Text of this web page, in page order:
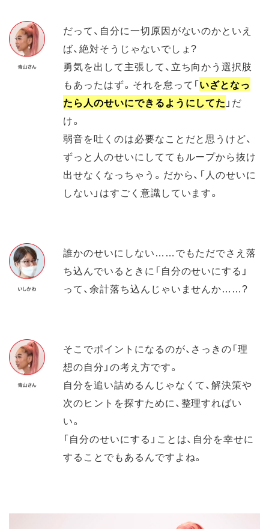
だって、自分に一切原因がないのかといえ
ば、絶対そうじゃないでしょ?
勇気を出して主張して、立ち向かう選択肢
もあったはず。それを怠って「いざとなっ
たら人のせいにできるようにしてた 」だ
け。
弱音を吐くのは必要なことだと思うけど、
ずっと人のせいにしててもループから抜け
出せなくなっちゃう。だから、「人のせいに
しない」はすごく意識しています。
誰かのせいにしない……でもただでさえ落
ち込んでいるときに「自分のせいにする」
って、余計落ち込んじゃいませんか……?
そこでポイントになるのが、さっきの「理
想の自分」の考え方です。
自分を追い詰めるんじゃなくて、解決策や
次のヒントを探すために、整理すればい
い。
「自分のせいにする」ことは、自分を幸せに
することでもあるんですよね。